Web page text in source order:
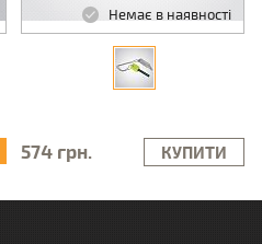
Немає в наявності
574 грн. КУПИТИ